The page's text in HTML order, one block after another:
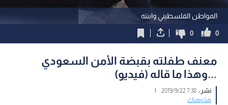
المواطن الفلسطيني وابنته
0
0
معنف طفلته بقبضة الأمن السعودي
...وهذا ما قاله (فيديو)
نشر :7:38 2019/9/22
|
هنا وهناك